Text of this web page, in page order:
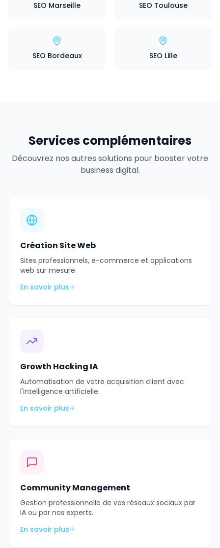
SEO Marseille SEO Toulouse
SEO Bordeaux SEO Lille
Services complémentaires
Découvrez nos autres solutions pour booster votre
business digital.
Création Site Web
Sites professionnels, e-commerce et applications
web sur mesure.
En savoir plus
Growth Hacking IA
Automatisation de votre acquisition client avec
l'intelligence artificielle.
En savoir plus
Community Management
Gestion professionnelle de vos réseaux sociaux par
IA ou par nos experts.
En savoir plus